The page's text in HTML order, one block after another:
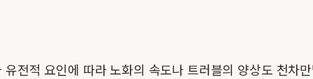
전적 요인에 따라 노화의 속도나 트러블의 양상도 천차